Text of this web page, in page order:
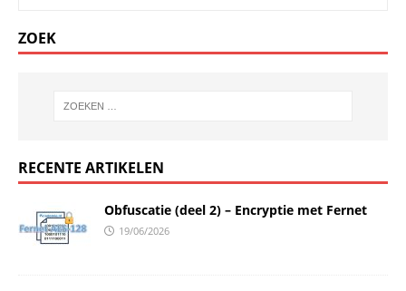
ZOEK
RECENTE ARTIKELEN
Obfuscatie (deel 2) – Encryptie met Fernet
19/06/2026